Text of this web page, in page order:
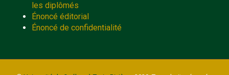
les diplômés
Énoncé éditorial
Énoncé de confidentialité